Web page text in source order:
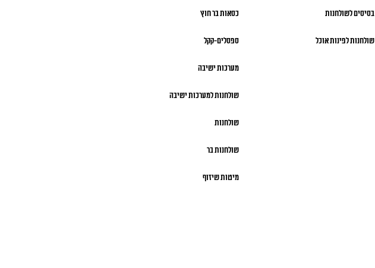
בסיסים לשולחנות
שולחנות לפינות אוכל
כסאות בר חוץ
ספסלים-קקל
מערכות ישיבה
שולחנות למערכות ישיבה
שולחנות
שולחנות בר
מיטות שיזוף